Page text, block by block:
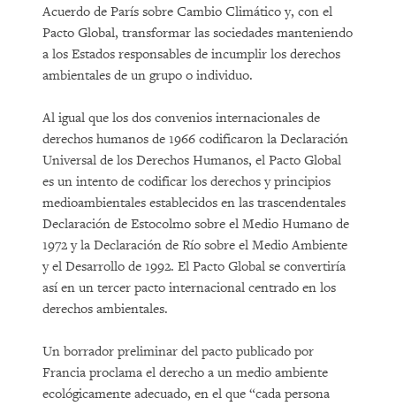
Acuerdo de París sobre Cambio Climático y, con el
Pacto Global, transformar las sociedades manteniendo
a los Estados responsables de incumplir los derechos
ambientales de un grupo o individuo.
Al igual que los dos convenios internacionales de
derechos humanos de 1966 codificaron la Declaración
Universal de los Derechos Humanos, el Pacto Global
es un intento de codificar los derechos y principios
medioambientales establecidos en las trascendentales
Declaración de Estocolmo sobre el Medio Humano de
1972 y la Declaración de Río sobre el Medio Ambiente
y el Desarrollo de 1992. El Pacto Global se convertiría
así en un tercer pacto internacional centrado en los
derechos ambientales.
Un borrador preliminar del pacto publicado por
Francia proclama el derecho a un medio ambiente
ecológicamente adecuado, en el que “cada persona